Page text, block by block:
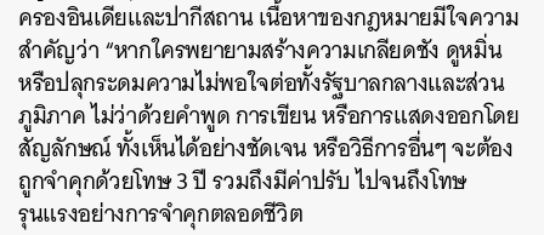
ครองอินเดียและปากีสถาน เนื้อหาของกฎหมายมีใจความ
สำคัญว่า “หากใครพยายามสร้างความเกลียดชัง ดูหมิ่น
หรือปลุกระดมความไม่พอใจต่อทั้งรัฐบาลกลางและส่วน
ภูมิภาค ไม่ว่าด้วยคำพูด การเขียน หรือการแสดงออกโดย
สัญลักษณ์ ทั้งเห็นได้อย่างชัดเจน หรือวิธีการอื่นๆ จะต้อง
ถูกจำคุกด้วยโทษ 3 ปี รวมถึงมีค่าปรับ ไปจนถึงโทษ
รุนแรงอย่างการจำคุกตลอดชีวิต